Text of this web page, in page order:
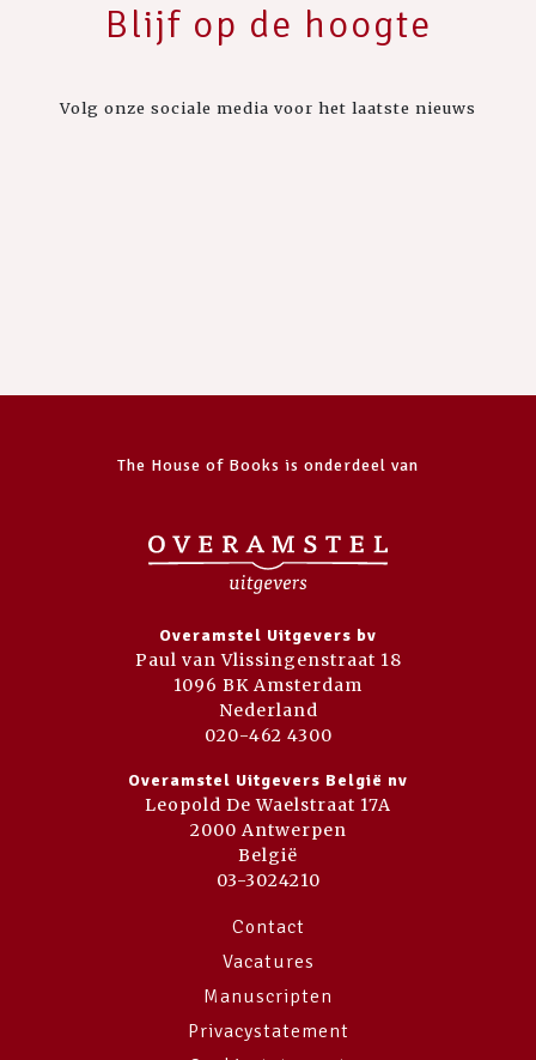
Blijf op de hoogte
Volg onze sociale media voor het laatste nieuws
The House of Books is onderdeel van
Overamstel Uitgevers bv
Paul van Vlissingenstraat 18
1096 BK Amsterdam
Nederland
020-462 4300
Overamstel Uitgevers België nv
Leopold De Waelstraat 17A
2000 Antwerpen
België
03-3024210
Contact
Vacatures
Manuscripten
Privacystatement